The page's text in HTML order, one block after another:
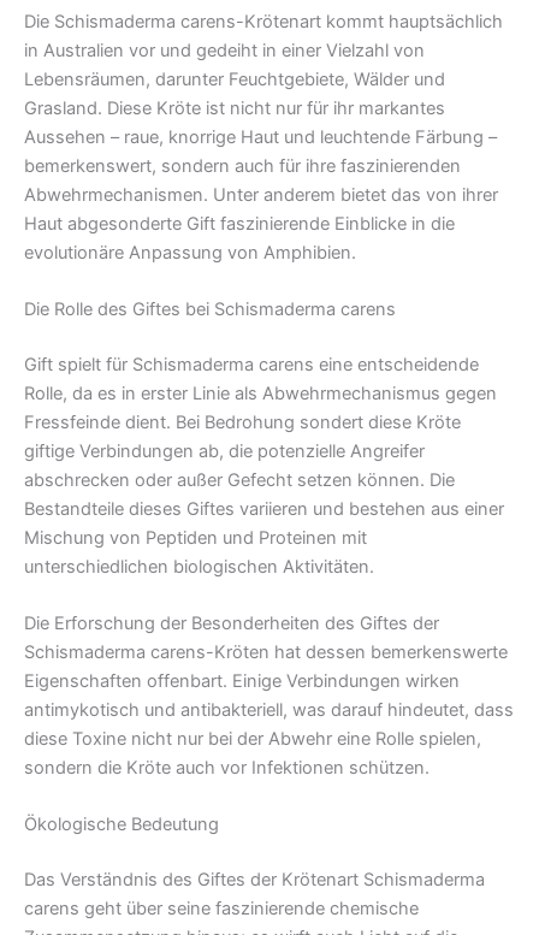
Die Schismaderma carens-Krötenart kommt hauptsächlich
in Australien vor und gedeiht in einer Vielzahl von
Lebensräumen, darunter Feuchtgebiete, Wälder und
Grasland. Diese Kröte ist nicht nur für ihr markantes
Aussehen – raue, knorrige Haut und leuchtende Färbung –
bemerkenswert, sondern auch für ihre faszinierenden
Abwehrmechanismen. Unter anderem bietet das von ihrer
Haut abgesonderte Gift faszinierende Einblicke in die
evolutionäre Anpassung von Amphibien.
Die Rolle des Giftes bei Schismaderma carens
Gift spielt für Schismaderma carens eine entscheidende
Rolle, da es in erster Linie als Abwehrmechanismus gegen
Fressfeinde dient. Bei Bedrohung sondert diese Kröte
giftige Verbindungen ab, die potenzielle Angreifer
abschrecken oder außer Gefecht setzen können. Die
Bestandteile dieses Giftes variieren und bestehen aus einer
Mischung von Peptiden und Proteinen mit
unterschiedlichen biologischen Aktivitäten.
Die Erforschung der Besonderheiten des Giftes der
Schismaderma carens-Kröten hat dessen bemerkenswerte
Eigenschaften offenbart. Einige Verbindungen wirken
antimykotisch und antibakteriell, was darauf hindeutet, dass
diese Toxine nicht nur bei der Abwehr eine Rolle spielen,
sondern die Kröte auch vor Infektionen schützen.
Ökologische Bedeutung
Das Verständnis des Giftes der Krötenart Schismaderma
carens geht über seine faszinierende chemische